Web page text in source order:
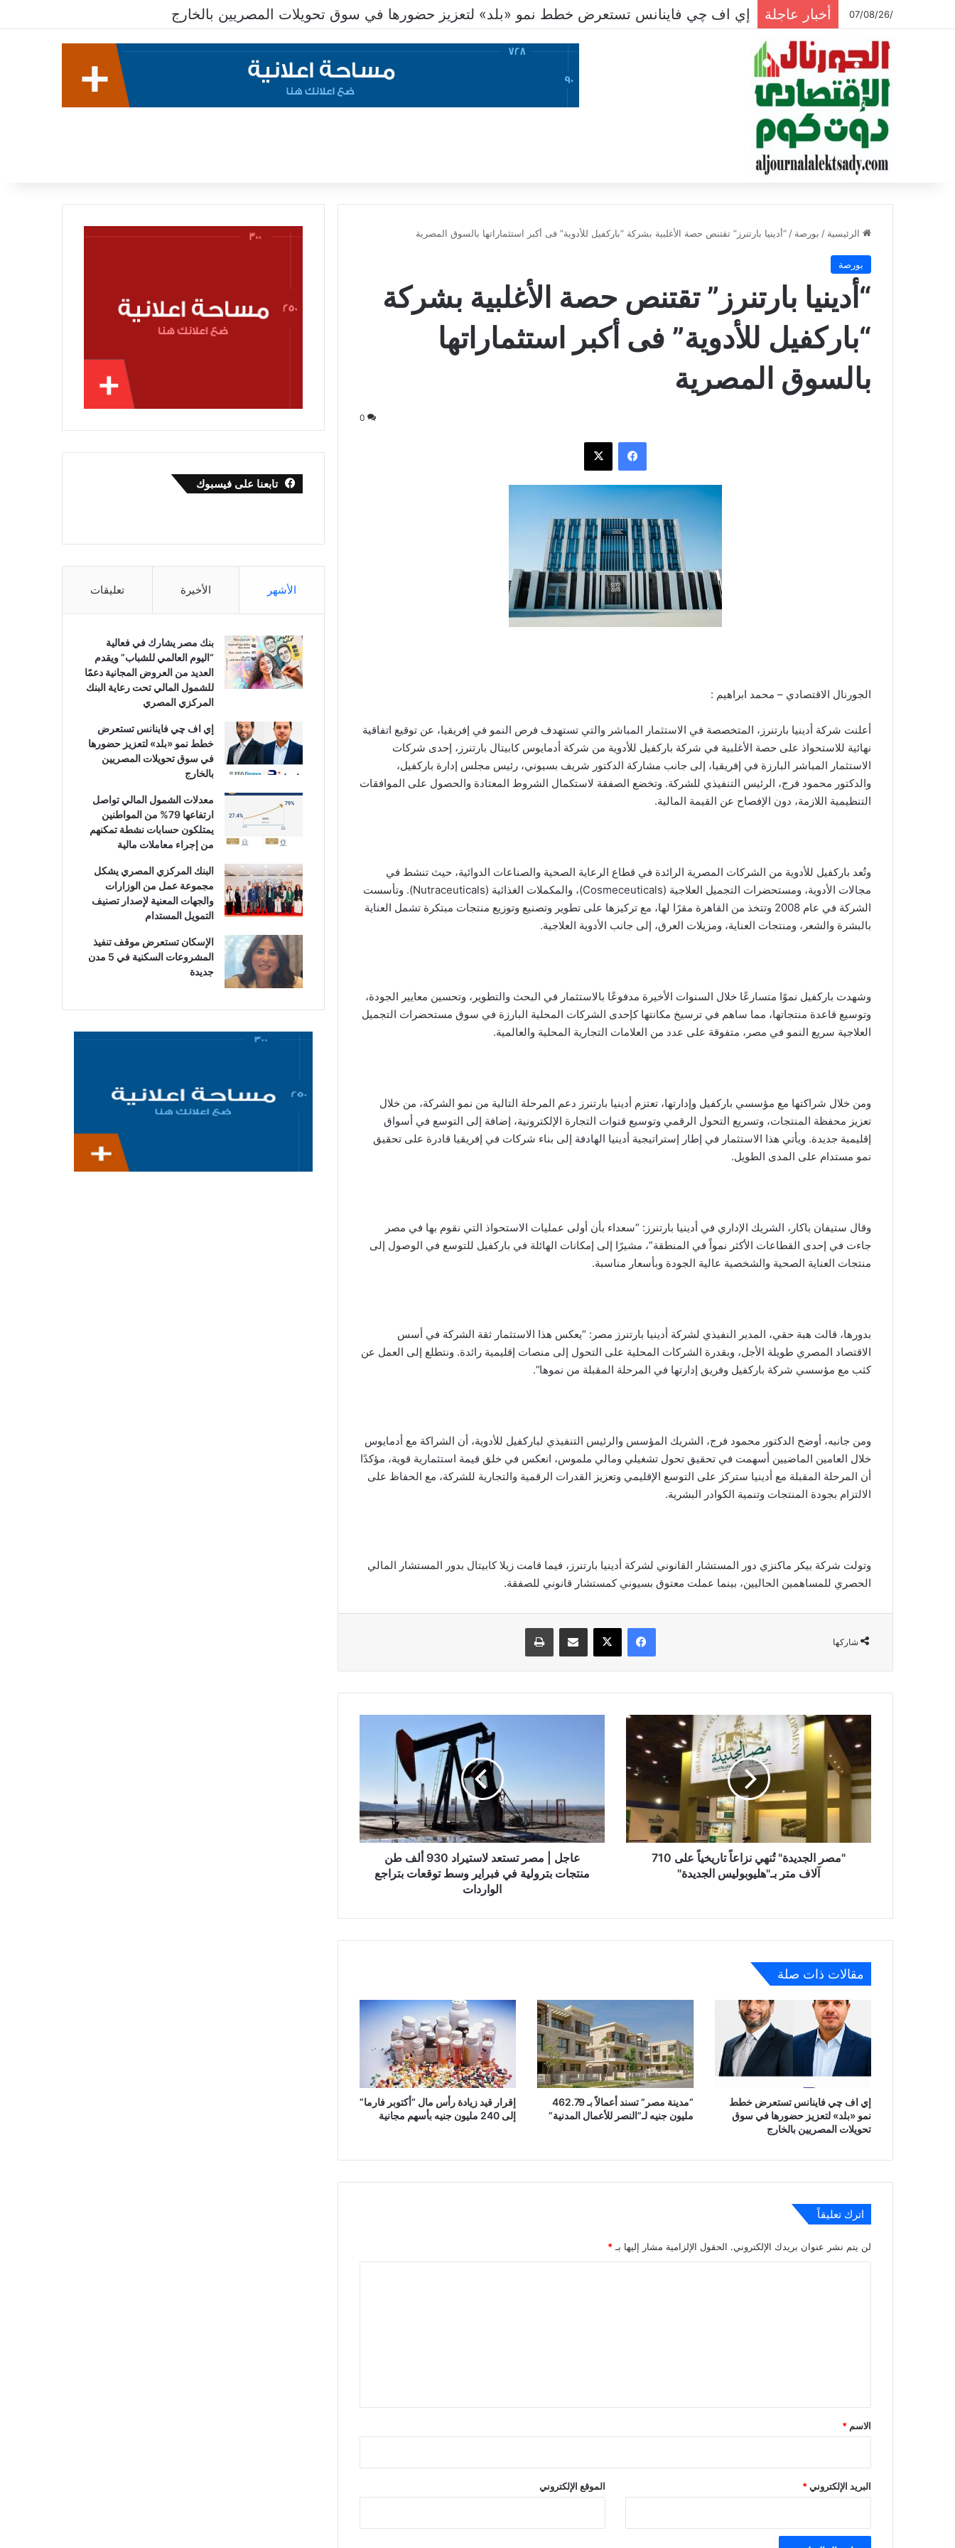
/07/08/26 أخبار عاجلة إي اف چي فاينانس تستعرض خطط نمو «بلد» لتعزيز حضورها في سوق تحويلات المصريين بالخارج
الرئيسية / بورصة / “أدينيا بارتنرز” تقتنص حصة الأغلبية بشركة “باركفيل للأدوية” فى أكبر استثماراتها بالسوق المصرية
بورصة
“أدينيا بارتنرز” تقتنص حصة الأغلبية بشركة
“باركفيل للأدوية” فى أكبر استثماراتها
بالسوق المصرية
0
فيسبوك ‫X
الجورنال الاقتصادي – محمد ابراهيم :
أعلنت شركة أدينيا بارتنرز، المتخصصة في الاستثمار المباشر والتي تستهدف فرص النمو في إفريقيا، عن توقيع اتفاقية
نهائية للاستحواذ على حصة الأغلبية في شركة باركفيل للأدوية من شركة أدمايوس كابيتال بارتنرز، إحدى شركات
الاستثمار المباشر البارزة في إفريقيا، إلى جانب مشاركة الدكتور شريف بسيوني، رئيس مجلس إدارة باركفيل،
والدكتور محمود فرج، الرئيس التنفيذي للشركة. وتخضع الصفقة لاستكمال الشروط المعتادة والحصول على الموافقات
التنظيمية اللازمة، دون الإفصاح عن القيمة المالية.
وتُعد باركفيل للأدوية من الشركات المصرية الرائدة في قطاع الرعاية الصحية والصناعات الدوائية، حيث تنشط في
مجالات الأدوية، ومستحضرات التجميل العلاجية (Cosmeceuticals)، والمكملات الغذائية (Nutraceuticals). وتأسست
الشركة في عام 2008 وتتخذ من القاهرة مقرًا لها، مع تركيزها على تطوير وتصنيع وتوزيع منتجات مبتكرة تشمل العناية
بالبشرة والشعر، ومنتجات العناية، ومزيلات العرق، إلى جانب الأدوية العلاجية.
وشهدت باركفيل نموًا متسارعًا خلال السنوات الأخيرة مدفوعًا بالاستثمار في البحث والتطوير، وتحسين معايير الجودة،
وتوسيع قاعدة منتجاتها، مما ساهم في ترسيخ مكانتها كإحدى الشركات المحلية البارزة في سوق مستحضرات التجميل
العلاجية سريع النمو في مصر، متفوقة على عدد من العلامات التجارية المحلية والعالمية.
ومن خلال شراكتها مع مؤسسي باركفيل وإدارتها، تعتزم أدينيا بارتنرز دعم المرحلة التالية من نمو الشركة، من خلال
تعزيز محفظة المنتجات، وتسريع التحول الرقمي وتوسيع قنوات التجارة الإلكترونية، إضافة إلى التوسع في أسواق
إقليمية جديدة. ويأتي هذا الاستثمار في إطار إستراتيجية أدينيا الهادفة إلى بناء شركات في إفريقيا قادرة على تحقيق
نمو مستدام على المدى الطويل.
وقال ستيفان باكار، الشريك الإداري في أدينيا بارتنرز: “سعداء بأن أولى عمليات الاستحواذ التي نقوم بها في مصر
جاءت في إحدى القطاعات الأكثر نمواً في المنطقة”، مشيرًا إلى إمكانات الهائلة في باركفيل للتوسع في الوصول إلى
منتجات العناية الصحية والشخصية عالية الجودة وبأسعار مناسبة.
بدورها، قالت هبة حقي، المدير النفيذي لشركة أدينيا بارتنرز مصر: “يعكس هذا الاستثمار ثقة الشركة في أسس
الاقتصاد المصري طويلة الأجل، وبقدرة الشركات المحلية على التحول إلى منصات إقليمية رائدة. ونتطلع إلى العمل عن
كثب مع مؤسسي شركة باركفيل وفريق إدارتها في المرحلة المقبلة من نموها”.
ومن جانبه، أوضح الدكتور محمود فرج، الشريك المؤسس والرئيس التنفيذي لباركفيل للأدوية، أن الشراكة مع أدمايوس
خلال العامين الماضيين أسهمت في تحقيق تحول تشغيلي ومالي ملموس، انعكس في خلق قيمة استثمارية قوية، مؤكدًا
أن المرحلة المقبلة مع أدينيا ستركز على التوسع الإقليمي وتعزيز القدرات الرقمية والتجارية للشركة، مع الحفاظ على
الالتزام بجودة المنتجات وتنمية الكوادر البشرية.
وتولت شركة بيكر ماكنزي دور المستشار القانوني لشركة أدينيا بارتنرز، فيما قامت زيلا كابيتال بدور المستشار المالي
الحصري للمساهمين الحاليين، بينما عملت معتوق بسيوني كمستشار قانوني للصفقة.
شاركها
فيسبوك ‫X مشاركة عبر البريد طباعة
"مصر
تُنهي
نزاعاً
تاريخياً
على
متر
بـ"هليوبوليس
"مصر الجديدة" تُنهي نزاعاً تاريخياً على 710
آلاف متر بـ"هليوبوليس الجديدة"
ألف
طن
منتجات
عاجل | مصر تستعد لاستيراد 930 ألف طن
منتجات بترولية في فبراير وسط توقعات بتراجع
الواردات
مقالات ذات صلة
إي اف چي فاينانس تستعرض خطط
نمو «بلد» لتعزيز حضورها في سوق
تحويلات المصريين بالخارج
“مدينة مصر” تسند أعمالاً بـ 462.79
مليون جنيه لـ”النصر للأعمال المدنية”
إقرار قيد زيادة رأس مال “أكتوبر فارما”
إلى 240 مليون جنيه بأسهم مجانية
اترك تعليقاً
لن يتم نشر عنوان بريدك الإلكتروني. الحقول الإلزامية مشار إليها بـ *
*
الاسم *
البريد الإلكتروني* الموقع الإلكتروني
تابعنا على فيسبوك
الأشهر الأخيرة تعليقات
بنك مصر يشارك في فعالية
“اليوم العالمي للشباب” ويقدم
العديد من العروض المجانية دعمًا
للشمول المالي تحت رعاية البنك
المركزي المصري
إي اف چي فاينانس تستعرض
خطط نمو «بلد» لتعزيز حضورها
في سوق تحويلات المصريين
بالخارج
معدلات الشمول المالي تواصل
ارتفاعها 79% من المواطنين
يمتلكون حسابات نشطة تمكنهم
من إجراء معاملات مالية
البنك المركزي المصري يشكل
مجموعة عمل من الوزارات
والجهات المعنية لإصدار تصنيف
التمويل المستدام
الإسكان تستعرض موقف تنفيذ
المشروعات السكنية في 5 مدن
جديدة